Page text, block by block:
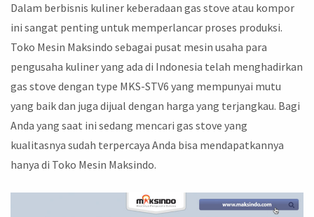
Dalam berbisnis kuliner keberadaan gas stove atau kompor
ini sangat penting untuk memperlancar proses produksi.
Toko Mesin Maksindo sebagai pusat mesin usaha para
pengusaha kuliner yang ada di Indonesia telah menghadirkan
gas stove dengan type MKS-STV6 yang mempunyai mutu
yang baik dan juga dijual dengan harga yang terjangkau. Bagi
Anda yang saat ini sedang mencari gas stove yang
kualitasnya sudah terpercaya Anda bisa mendapatkannya
hanya di Toko Mesin Maksindo.